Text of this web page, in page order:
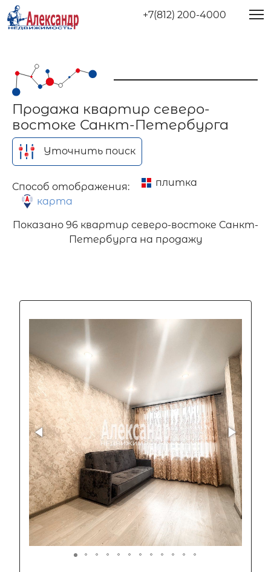
+7(812) 200-4000
Продажа квартир северо-
востоке Санкт-Петербурга
Уточнить поиск
Способ отображения:
плитка
карта
Показано 96 квартир северо-востоке Санкт-
Петербурга на продажу